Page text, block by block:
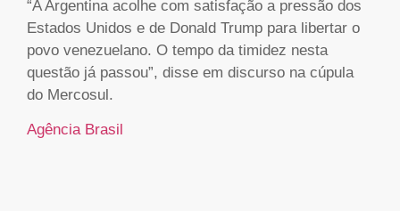
“A Argentina acolhe com satisfação a pressão dos
Estados Unidos e de Donald Trump para libertar o
povo venezuelano. O tempo da timidez nesta
questão já passou”, disse em discurso na cúpula
do Mercosul.
Agência Brasil